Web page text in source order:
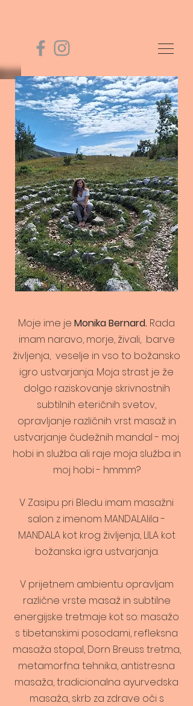
Moje ime je Monika Bernard. Rada
imam naravo, morje, živali, barve
življenja, veselje in vso to božansko
igro ustvarjanja. Moja strast je že
dolgo raziskovanje skrivnostnih
subtilnih eteričnih svetov,
opravljanje različnih vrst masaž in
ustvarjanje čudežnih mandal - moj
hobi in služba ali raje moja služba in
moj hobi - hmmm?
V Zasipu pri Bledu imam masažni
salon z imenom MANDALAlila -
MANDALA kot krog življenja, LILA kot
božanska igra ustvarjanja.
V prijetnem ambientu opravljam
različne vrste masaž in subtilne
energijske tretmaje kot so: masažo
s tibetanskimi posodami, refleksna
masaža stopal, Dorn Breuss tretma,
metamorfna tehnika, antistresna
masaža, tradicionalna ayurvedska
masaža, skrb za zdrave oči s